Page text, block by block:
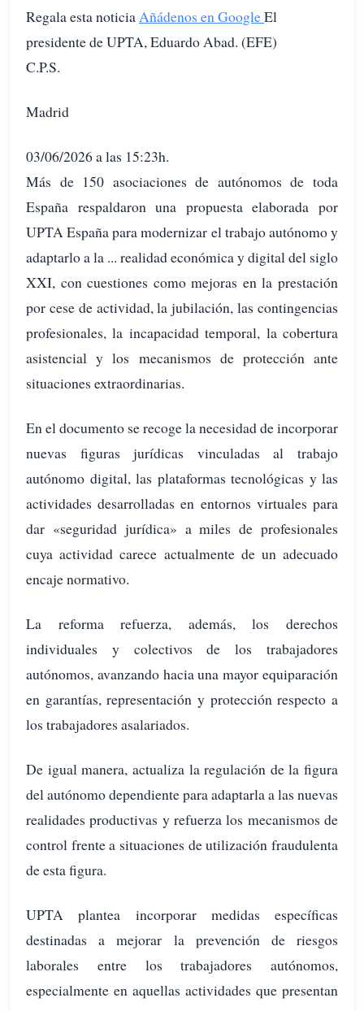
Regala esta noticia Añádenos en GoogleEl
presidente de UPTA, Eduardo Abad. (EFE)
C.P.S.
Madrid
03/06/2026 a las 15:23h.
Más de 150 asociaciones de autónomos de toda
España respaldaron una propuesta elaborada por
UPTA España para modernizar el trabajo autónomo y
adaptarlo a la ... realidad económica y digital del siglo
XXI, con cuestiones como mejoras en la prestación
por cese de actividad, la jubilación, las contingencias
profesionales, la incapacidad temporal, la cobertura
asistencial y los mecanismos de protección ante
situaciones extraordinarias.
En el documento se recoge la necesidad de incorporar
nuevas figuras jurídicas vinculadas al trabajo
autónomo digital, las plataformas tecnológicas y las
actividades desarrolladas en entornos virtuales para
dar «seguridad jurídica» a miles de profesionales
cuya actividad carece actualmente de un adecuado
encaje normativo.
La reforma refuerza, además, los derechos
individuales y colectivos de los trabajadores
autónomos, avanzando hacia una mayor equiparación
en garantías, representación y protección respecto a
los trabajadores asalariados.
De igual manera, actualiza la regulación de la figura
del autónomo dependiente para adaptarla a las nuevas
realidades productivas y refuerza los mecanismos de
control frente a situaciones de utilización fraudulenta
de esta figura.
UPTA plantea incorporar medidas específicas
destinadas a mejorar la prevención de riesgos
laborales entre los trabajadores autónomos,
especialmente en aquellas actividades que presentan